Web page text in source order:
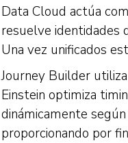
Data Cloud actúa
resuelve identidades
Una vez unificados
Journey Builder
Einstein optimiza
dinámicamente
proporcionando por